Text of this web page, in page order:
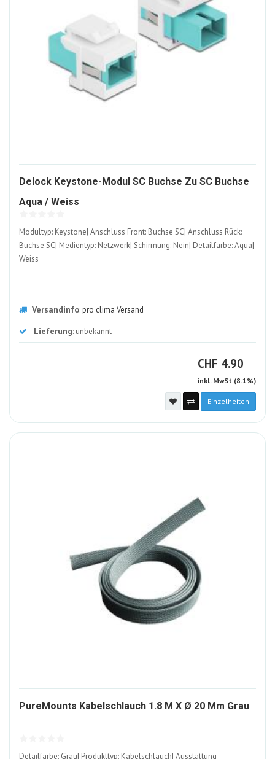
Delock Keystone-Modul SC Buchse Zu SC Buchse
Aqua / Weiss
Modultyp: Keystone| Anschluss Front: Buchse SC| Anschluss Rück:
Buchse SC| Medientyp: Netzwerk| Schirmung: Nein| Detailfarbe: Aqua|
Weiss
Versandinfo:pro clima Versand
Lieferung: unbekannt
CHF CHF
4.90
inkl. MwSt (8.1%)
Einzelheiten
PureMounts Kabelschlauch 1.8 M X Ø 20 Mm Grau
Detailfarbe: Grau| Produkttyp: Kabelschlauch| Ausstattung